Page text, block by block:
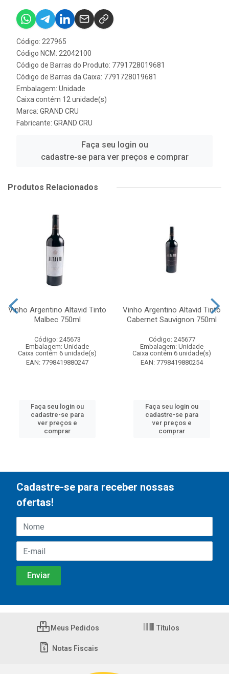
Código: 227965
Código NCM: 22042100
Código de Barras do Produto: 7791728019681
Código de Barras da Caixa: 7791728019681
Embalagem: Unidade
Caixa contém 12 unidade(s)
Marca: GRAND CRU
Fabricante: GRAND CRU
Faça seu login ou
cadastre-se para ver preços e comprar
Produtos Relacionados
Vinho Argentino Altavid Tinto
Malbec 750ml
Código: 245673
Embalagem: Unidade
Caixa contém 6 unidade(s)
EAN: 7798419880247
Faça seu login ou
cadastre-se para
ver preços e
comprar
Vinho Argentino Altavid Tinto
Cabernet Sauvignon 750ml
Código: 245677
Embalagem: Unidade
Caixa contém 6 unidade(s)
EAN: 7798419880254
Faça seu login ou
cadastre-se para
ver preços e
comprar
Cadastre-se para receber nossas
ofertas!
Meus Pedidos Títulos
Notas Fiscais